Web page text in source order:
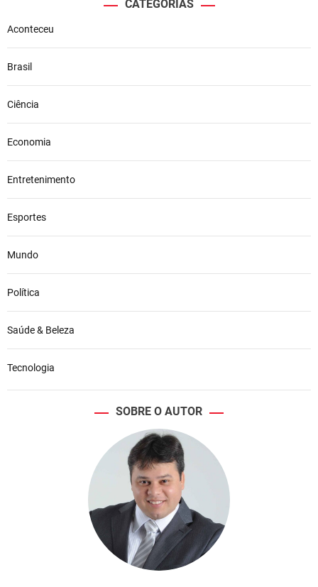
CATEGORIAS
Aconteceu
Brasil
Ciência
Economia
Entretenimento
Esportes
Mundo
Política
Saúde & Beleza
Tecnologia
SOBRE O AUTOR